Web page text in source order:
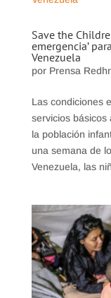
Save the
emergencia’
Venezuela
por Prensa
Las condiciones
servicios básicos
la población
una semana de
Venezuela, las